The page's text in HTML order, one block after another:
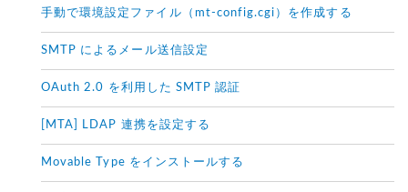
手動で環境設定ファイル（mt-config.cgi）を作成する
SMTP によるメール送信設定
OAuth 2.0 を利用した SMTP 認証
[MTA] LDAP 連携を設定する
Movable Type をインストールする